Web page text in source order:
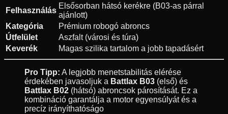
Felhasználás
Elsősorban hátsó kerékre (B03-as párral
ajánlott)
Kategória
Prémium robogó abroncs
Útfelület
Aszfalt (városi és túra)
Keverék
Magas szilika tartalom a jobb tapadásért
Pro Tipp: A legjobb menetstabilitás elérése
érdekében javasoljuk a Battlax B03 (első) és
Battlax B02 (hátsó) abroncsok párosítását. Ez a
kombináció garantálja a motor egyensúlyát és a
precíz irányíthatóságo